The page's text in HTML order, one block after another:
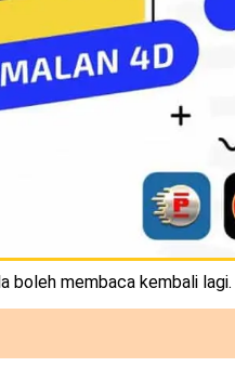
boleh membaca kembali lagi.